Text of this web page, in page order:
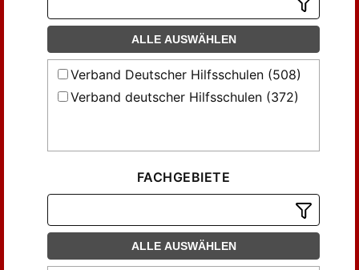
Eyferth, Hanns (5)
Flick, Alfons (7)
Flick, Alphons (6)
Goebel, Max (3)
Golde, Käthe; Rinke, Alfons (8)
Gruhle, Hans W. (4)
Haase, Otto (4)
Henke, Adolf (5)
Hetzer, Hildegard (12)
ALLE AUSWÄHLEN
Verband Deutscher Hilfsschulen (508)
Verband deutscher Hilfsschulen (372)
FACHGEBIETE
ALLE AUSWÄHLEN